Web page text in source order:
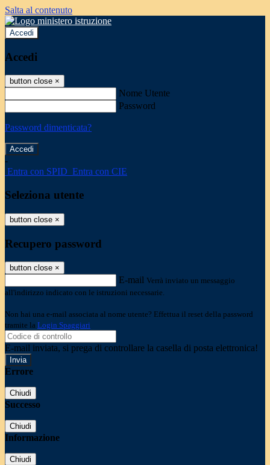
Salta al contenuto
Accedi
Accedi
button close ×
Nome Utente
Password
Password dimenticata?
-
Entra con SPID Entra con CIE
Seleziona utente
button close ×
Recupero password
button close ×
E-mail Verrà inviato un messaggio
all'indirizzo indicato con le istruzioni necessarie.
Non hai una e-mail associata al nome utente? Effettua il reset della password
tramite la Login Spaggiari
E-mail inviata, si prega di controllare la casella di posta elettronica!
Errore
Chiudi
Successo
Chiudi
Informazione
Chiudi